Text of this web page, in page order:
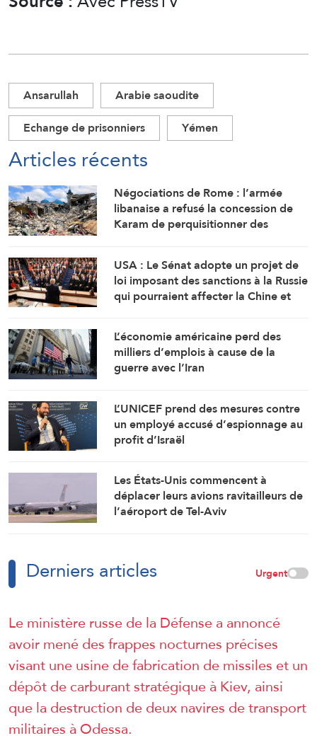
Ansarullah
Arabie saoudite
Echange de prisonniers
Yémen
Articles récents
Négociations de Rome : l’armée
libanaise a refusé la concession de
Karam de perquisitionner des
USA : Le Sénat adopte un projet de
loi imposant des sanctions à la Russie
qui pourraient affecter la Chine et
L’économie américaine perd des
milliers d’emplois à cause de la
guerre avec l’Iran
L’UNICEF prend des mesures contre
un employé accusé d’espionnage au
profit d’Israël
Les États-Unis commencent à
déplacer leurs avions ravitailleurs de
l’aéroport de Tel-Aviv
Derniers articles Urgent
Le ministère russe de la Défense a annoncé
avoir mené des frappes nocturnes précises
visant une usine de fabrication de missiles et un
dépôt de carburant stratégique à Kiev, ainsi
que la destruction de deux navires de transport
militaires à Odessa.